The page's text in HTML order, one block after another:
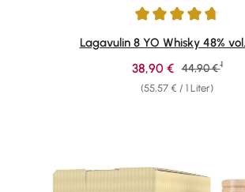
Durchschnittliche Bewertung von 4.72
Lagavulin 8 YO Whisky 48%
(55,57 € / 1 Liter)
38,90 € Regulärer
44,90 € 1